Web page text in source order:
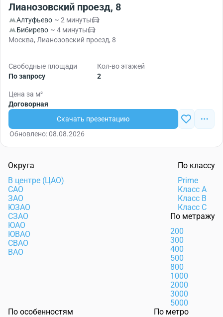
Лианозовский проезд, 8
Алтуфьево ~ 2 минуты
Бибирево ~ 4 минуты
Москва, Лианозовский проезд, 8
Свободные площади
По запросу
Кол-во этажей
2
Цена за м²
Договорная
Скачать презентацию
Обновлено: 08.08.2026
Округа
В центре (ЦАО)
САО
ЗАО
ЮЗАО
СЗАО
ЮАО
ЮВАО
СВАО
ВАО
По классу
Prime
Класс А
Класс В
Класс С
По метражу
200
300
400
500
800
1000
2000
3000
5000
По особенностям
По метро